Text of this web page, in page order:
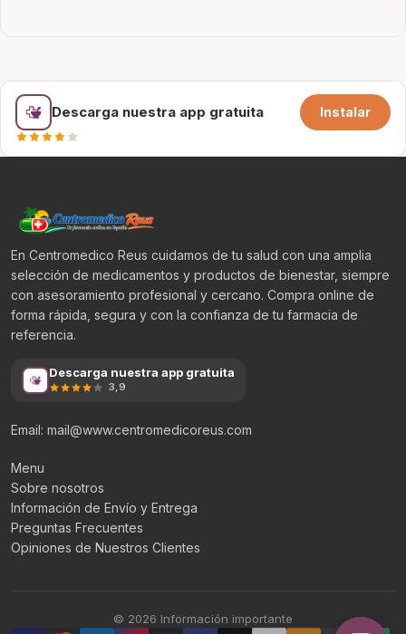
Descarga nuestra app gratuita Instalar
En Centromedico Reus cuidamos de tu salud con una amplia
selección de medicamentos y productos de bienestar, siempre
con asesoramiento profesional y cercano. Compra online de
forma rápida, segura y con la confianza de tu farmacia de
referencia.
Descarga nuestra app gratuita
3,9
Email: mail@www.centromedicoreus.com
Menu
Sobre nosotros
Información de Envío y Entrega
Preguntas Frecuentes
Opiniones de Nuestros Clientes
© 2026 Información importante